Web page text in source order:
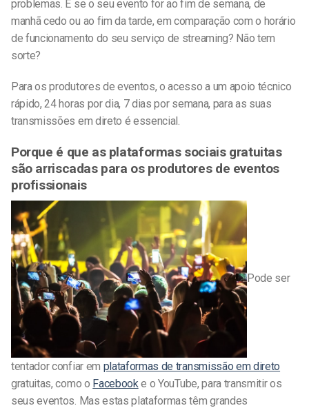
problemas. E se o seu evento for ao fim de semana, de
manhã cedo ou ao fim da tarde, em comparação com o horário
de funcionamento do seu serviço de streaming? Não tem
sorte?
Para os produtores de eventos, o acesso a um apoio técnico
rápido, 24 horas por dia, 7 dias por semana, para as suas
transmissões em direto é essencial.
Porque é que as plataformas sociais gratuitas
são arriscadas para os produtores de eventos
profissionais
Pode ser
tentador confiar em plataformas de transmissão em direto
gratuitas, como o Facebooke o YouTube, para transmitir os
seus eventos. Mas estas plataformas têm grandes